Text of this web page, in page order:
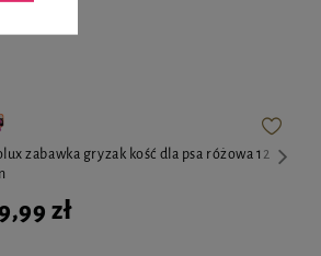
zabawka gryzak kość dla psa różowa 12
zł